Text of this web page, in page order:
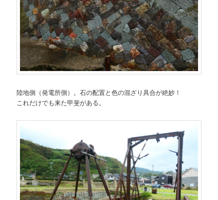
陸地側（発電所側）。石の配置と色の混ざり具合が絶妙！
これだけでも来た甲斐がある。